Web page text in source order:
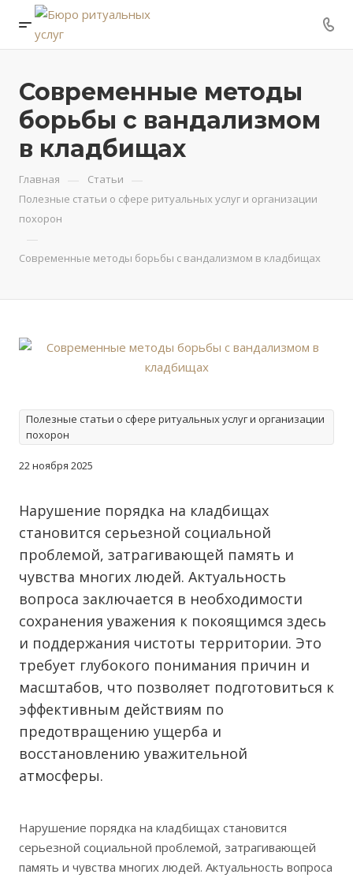
Современные методы
борьбы с вандализмом
в кладбищах
Главная — Статьи —
Полезные статьи о сфере ритуальных услуг и организации
похорон
—
Современные методы борьбы с вандализмом в кладбищах
Полезные статьи о сфере ритуальных услуг и организации
похорон
22 ноября 2025
Нарушение порядка на кладбищах
становится серьезной социальной
проблемой, затрагивающей память и
чувства многих людей. Актуальность
вопроса заключается в необходимости
сохранения уважения к покоящимся здесь
и поддержания чистоты территории. Это
требует глубокого понимания причин и
масштабов, что позволяет подготовиться к
эффективным действиям по
предотвращению ущерба и
восстановлению уважительной
атмосферы.
Нарушение порядка на кладбищах становится
серьезной социальной проблемой, затрагивающей
память и чувства многих людей. Актуальность вопроса